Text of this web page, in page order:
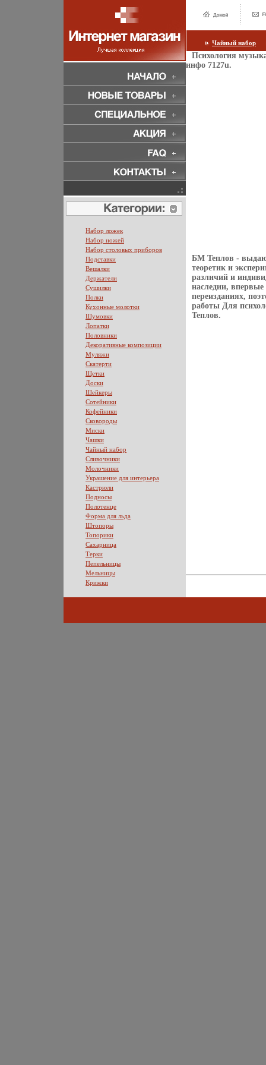
Чайный набор
Психология
инфо 7127u.
БМ Теплов -
теоретик и
различий и
наследии,
переизданиях,
работы Для
Теплов.
Набор ложек
Набор ножей
Набор столовых приборов
Подставки
Вешалки
Держатели
Сушилки
Полки
Кухонные молотки
Шумовки
Лопатки
Половники
Декоративные композиции
Муляжи
Скатерти
Щетки
Доски
Шейкеры
Сотейники
Кофейники
Сковороды
Миски
Чашки
Чайный набор
Сливочники
Молочники
Украшение для интерьера
Кастрюли
Подносы
Полотенце
Форма для льда
Штопоры
Топорики
Сахарница
Терки
Пепельницы
Мельницы
Крижки